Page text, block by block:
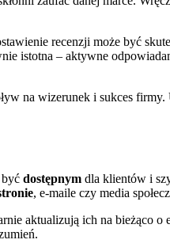
recenzji może być
istotna – aktywne
na wizerunek i sukces
dostępnym dla klientów i
, e-maile czy media
aktualizują ich na bieżąco